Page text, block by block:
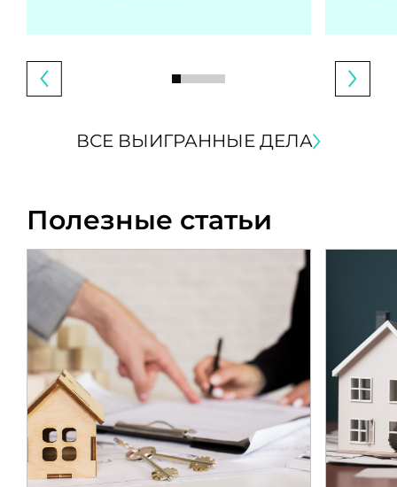
ВСЕ ВЫИГРАННЫЕ ДЕЛА
Полезные статьи